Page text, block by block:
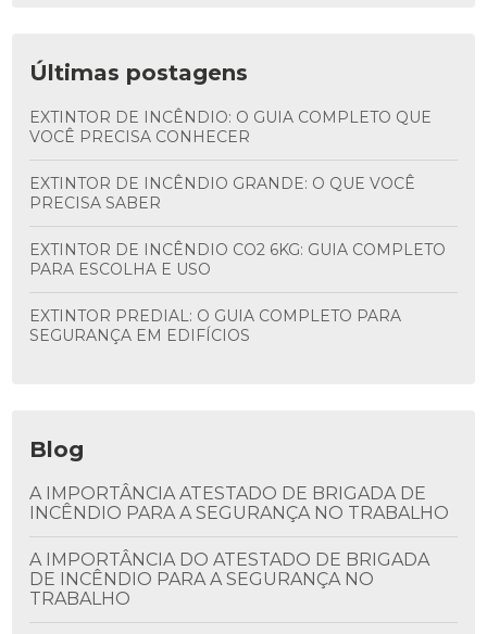
Últimas postagens
EXTINTOR DE INCÊNDIO: O GUIA COMPLETO QUE
VOCÊ PRECISA CONHECER
EXTINTOR DE INCÊNDIO GRANDE: O QUE VOCÊ
PRECISA SABER
EXTINTOR DE INCÊNDIO CO2 6KG: GUIA COMPLETO
PARA ESCOLHA E USO
EXTINTOR PREDIAL: O GUIA COMPLETO PARA
SEGURANÇA EM EDIFÍCIOS
Blog
A IMPORTÂNCIA ATESTADO DE BRIGADA DE
INCÊNDIO PARA A SEGURANÇA NO TRABALHO
A IMPORTÂNCIA DO ATESTADO DE BRIGADA
DE INCÊNDIO PARA A SEGURANÇA NO
TRABALHO